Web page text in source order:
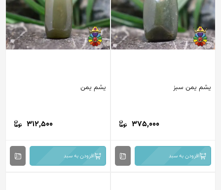
یشم یمن سبز
375,000
افزودن به سبد
یشم یمن
312,500
افزودن به سبد